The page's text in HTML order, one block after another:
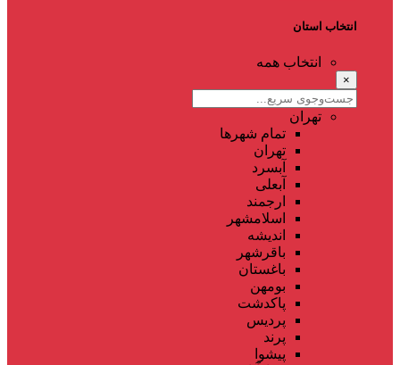
انتخاب استان
انتخاب همه
×
تهران
تمام شهر‌ها
تهران
آبسرد
آبعلی
ارجمند
اسلامشهر
اندیشه
باقرشهر
باغستان
بومهن
پاکدشت
پردیس
پرند
پیشوا